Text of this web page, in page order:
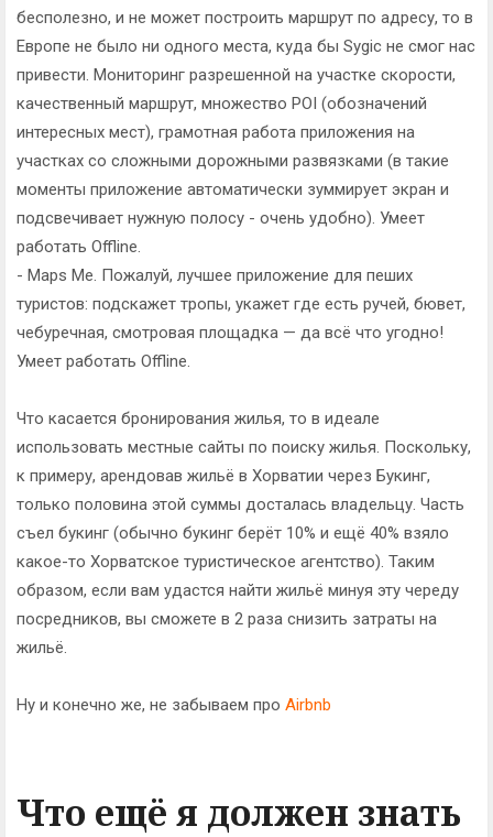
бесполезно, и не может построить маршрут по адресу, то в
Европе не было ни одного места, куда бы Sygic не смог нас
привести. Мониторинг разрешенной на участке скорости,
качественный маршрут, множество POI (обозначений
интересных мест), грамотная работа приложения на
участках со сложными дорожными развязками (в такие
моменты приложение автоматически зуммирует экран и
подсвечивает нужную полосу - очень удобно). Умеет
работать Offline.
- Maps Me. Пожалуй, лучшее приложение для пеших
туристов: подскажет тропы, укажет где есть ручей, бювет,
чебуречная, смотровая площадка — да всё что угодно!
Умеет работать Offline.
Что касается бронирования жилья, то в идеале
использовать местные сайты по поиску жилья. Поскольку,
к примеру, арендовав жильё в Хорватии через Букинг,
только половина этой суммы досталась владельцу. Часть
съел букинг (обычно букинг берёт 10% и ещё 40% взяло
какое-то Хорватское туристическое агентство). Таким
образом, если вам удастся найти жильё минуя эту череду
посредников, вы сможете в 2 раза снизить затраты на
жильё.
Ну и конечно же, не забываем про Airbnb
Что ещё я должен знать